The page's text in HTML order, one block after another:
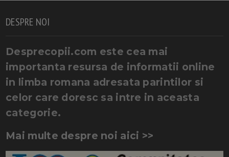
DESPRE NOI
Desprecopii.com este cea mai
importanta resursa de informatii online
in limba romana adresata parintilor si
celor care doresc sa intre in aceasta
categorie.
Mai multe despre noi aici >>